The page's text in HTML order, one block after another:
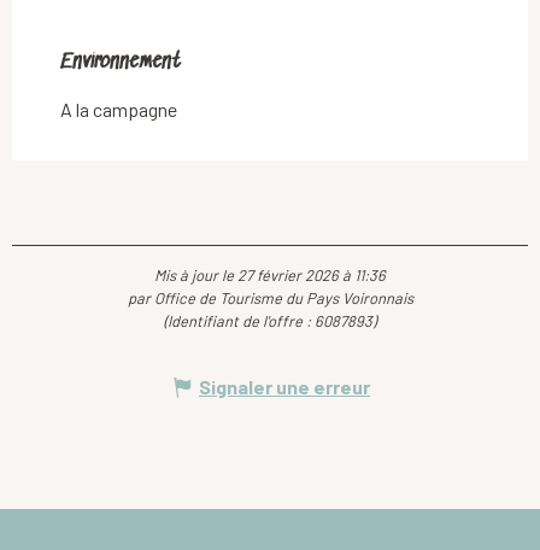
Environnement
Environnement
A la campagne
Mis à jour le 27 février 2026 à 11:36
par Office de Tourisme du Pays Voironnais
(Identifiant de l'offre : 6087893)
Signaler une erreur